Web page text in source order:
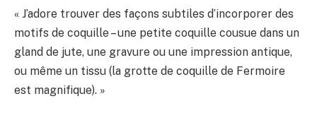
« J’adore trouver des façons subtiles d’incorporer des
motifs de coquille – une petite coquille cousue dans un
gland de jute, une gravure ou une impression antique,
ou même un tissu (la grotte de coquille de Fermoire
est magnifique). »